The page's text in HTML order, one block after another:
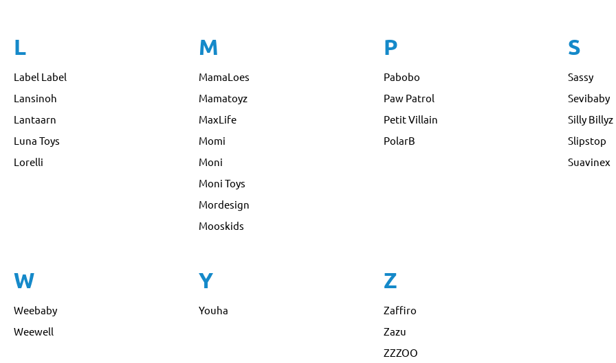
L
Label Label
Lansinoh
Lantaarn
Luna Toys
Lorelli
M
MamaLoes
Mamatoyz
MaxLife
Momi
Moni
Moni Toys
Mordesign
Mooskids
P
Pabobo
Paw Patrol
Petit Villain
PolarB
S
Sassy
Sevibaby
Silly Billyz
Slipstop
Suavinex
W
Weebaby
Weewell
Y
Youha
Z
Zaffiro
Zazu
ZZZOO